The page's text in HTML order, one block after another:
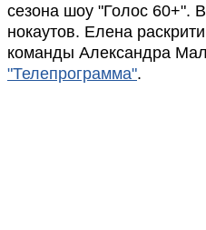
сезона шоу "Голос 60+".
нокаутов. Елена
команды Александра
"Телепрограмма".